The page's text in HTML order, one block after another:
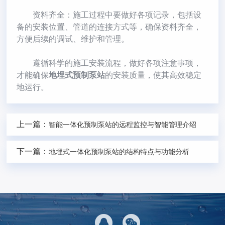
​资料齐全：施工过程中要做好各项记录，包括设
备的安装位置、管道的连接方式等，确保资料齐全，
方便后续的调试、维护和管理。
遵循科学的施工安装流程，做好各项注意事项，
才能确保地埋式预制泵站的安装质量，使其高效稳定
地运行。
上一篇： 智能一体化预制泵站的远程监控与智能管理介绍
下一篇：地埋式一体化预制泵站的结构特点与功能分析